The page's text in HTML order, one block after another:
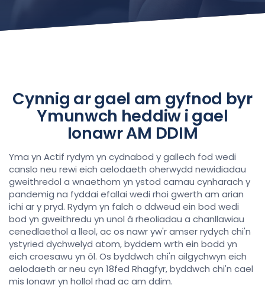
Cynnig ar gael am gyfnod byr
Ymunwch heddiw i gael
Ionawr AM DDIM
Yma yn Actif rydym yn cydnabod y gallech fod wedi
canslo neu rewi eich aelodaeth oherwydd newidiadau
gweithredol a wnaethom yn ystod camau cynharach y
pandemig na fyddai efallai wedi rhoi gwerth am arian
ichi ar y pryd. Rydym yn falch o ddweud ein bod wedi
bod yn gweithredu yn unol â rheoliadau a chanllawiau
cenedlaethol a lleol, ac os nawr yw'r amser rydych chi'n
ystyried dychwelyd atom, byddem wrth ein bodd yn
eich croesawu yn ôl. Os byddwch chi'n ailgychwyn eich
aelodaeth ar neu cyn 18fed Rhagfyr, byddwch chi'n cael
mis Ionawr yn hollol rhad ac am ddim.